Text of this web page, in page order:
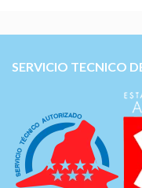
SERVICIO TECNICO